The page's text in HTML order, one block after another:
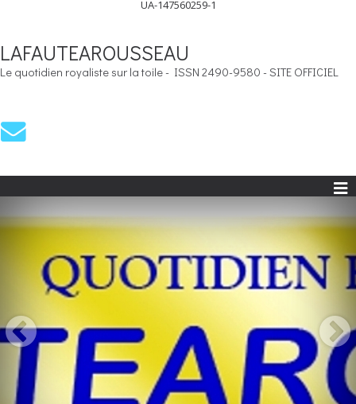
UA-147560259-1
LAFAUTEAROUSSEAU
Le quotidien royaliste sur la toile - ISSN 2490-9580 - SITE OFFICIEL